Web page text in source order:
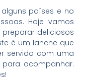
países e no
Hoje vamos
deliciosos
é um lanche que
servido com uma
acompanhar.